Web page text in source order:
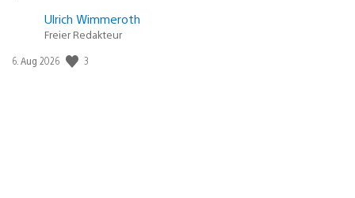
Ulrich Wimmeroth
Freier Redakteur
Veröffentlichungsdatum:
6. Aug 2026 3